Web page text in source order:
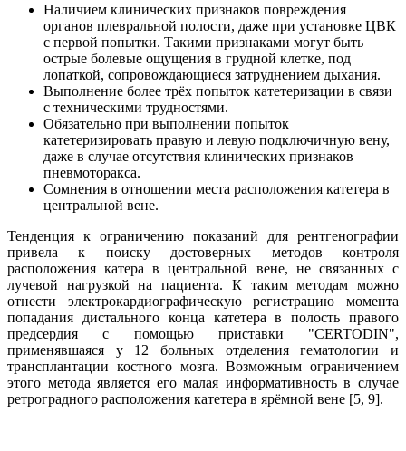
Наличием клинических признаков повреждения
органов плевральной полости, даже при установке ЦВК
с первой попытки. Такими признаками могут быть
острые болевые ощущения в грудной клетке, под
лопаткой, сопровождающиеся затруднением дыхания.
Выполнение более трёх попыток катетеризации в связи
с техническими трудностями.
Обязательно при выполнении попыток
катетеризировать правую и левую подключичную вену,
даже в случае отсутствия клинических признаков
пневмоторакса.
Сомнения в отношении места расположения катетера в
центральной вене.
Тенденция к ограничению показаний для рентгенографии
привела к поиску достоверных методов контроля
расположения катера в центральной вене, не связанных с
лучевой нагрузкой на пациента. К таким методам можно
отнести электрокардиографическую регистрацию момента
попадания дистального конца катетера в полость правого
предсердия с помощью приставки "CERTODIN",
применявшаяся у 12 больных отделения гематологии и
трансплантации костного мозга. Возможным ограничением
этого метода является его малая информативность в случае
ретроградного расположения катетера в ярёмной вене [5, 9].